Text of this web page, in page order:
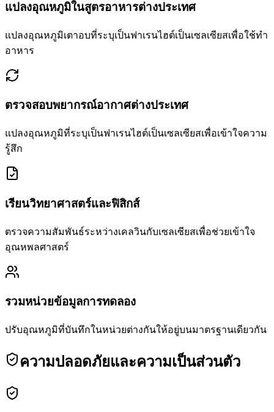
แปลงอุณหภูมิในสูตรอาหารต่างประเทศ
แปลงอุณหภูมิเตาอบที่ระบุเป็นฟาเรนไฮต์เป็นเซลเซียสเพื่อใช้ทำ
อาหาร
ตรวจสอบพยากรณ์อากาศต่างประเทศ
แปลงอุณหภูมิที่ระบุเป็นฟาเรนไฮต์เป็นเซลเซียสเพื่อเข้าใจความ
รู้สึก
เรียนวิทยาศาสตร์และฟิสิกส์
ตรวจความสัมพันธ์ระหว่างเคลวินกับเซลเซียสเพื่อช่วยเข้าใจ
อุณหพลศาสตร์
รวมหน่วยข้อมูลการทดลอง
ปรับอุณหภูมิที่บันทึกในหน่วยต่างกันให้อยู่บนมาตรฐานเดียวกัน
ความปลอดภัยและความเป็นส่วนตัว